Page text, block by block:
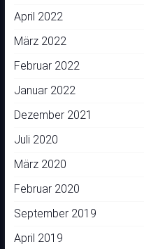
April 2022
März 2022
Februar 2022
Januar 2022
Dezember 2021
Juli 2020
März 2020
Februar 2020
September 2019
April 2019